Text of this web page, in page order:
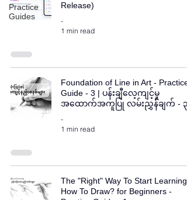
Practice
Guides
Release)
-
1 min read
Foundation of Line in Art - Practice
Guide - 3 | ပန်းချီလေ့ကျင့်မှု
အထောက်အကူပြု လမ်းညွှန်ချက် - ၃
-
1 min read
The "Right" Way To Start Learning
How To Draw? for Beginners -